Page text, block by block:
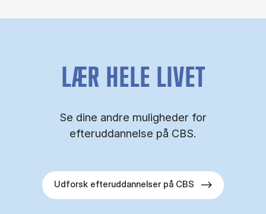
LÆR HELE LIVET
Se dine andre muligheder for
efteruddannelse på CBS.
Udforsk efteruddannelser på CBS